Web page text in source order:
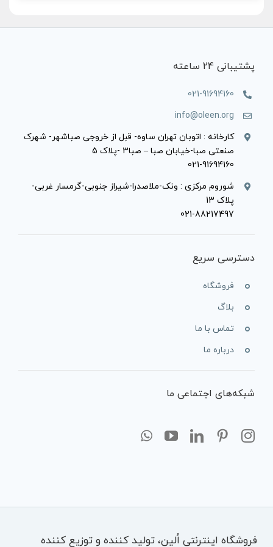
پشتیبانی 24 ساعته
021-91694160
info@oleen.org
کارخانه : اتوبان تهران ساوه- قبل از خروجی صباشهر- شهرک
صنعتی صبا-خیابان صبا – صبا3 -پلاک 5
021-91694160
شوروم مرکزی : ونک-ملاصدرا-شیراز جنوبی-گرمسار غربی-
پلاک 13
021-88217497
دسترسی سریع
فروشگاه
بلاگ
تماس با ما
درباره ما
شبکه‌های اجتماعی ما
فروشگاه اینترنتی اُلین، تولید کننده و توزیع کننده